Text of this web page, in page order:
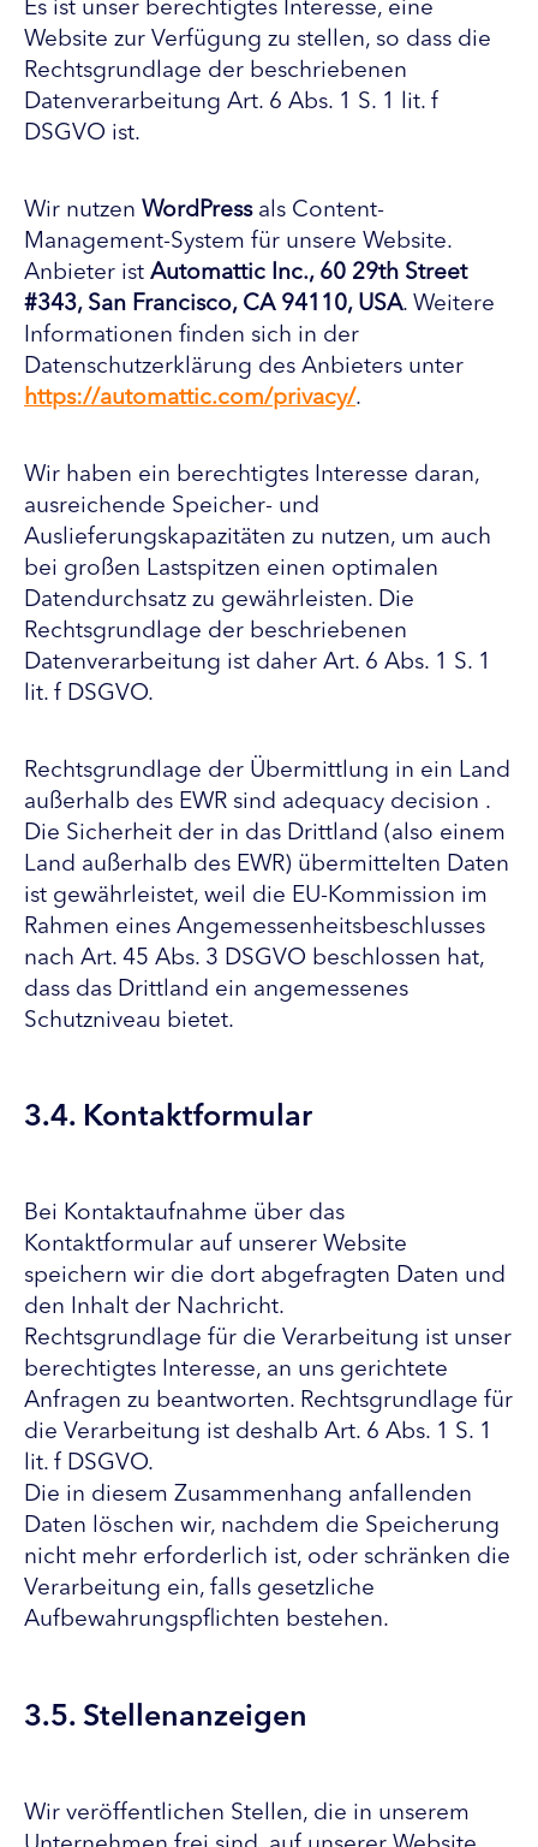
Es ist unser berechtigtes Interesse, eine
Website zur Verfügung zu stellen, so dass die
Rechtsgrundlage der beschriebenen
Datenverarbeitung Art. 6 Abs. 1 S. 1 lit. f
DSGVO ist.
Wir nutzen WordPressals Content-
Management-System für unsere Website.
Anbieter ist Automattic Inc., 60 29th Street
#343, San Francisco, CA 94110, USA. Weitere
Informationen finden sich in der
Datenschutzerklärung des Anbieters unter
https://automattic.com/privacy/.
Wir haben ein berechtigtes Interesse daran,
ausreichende Speicher- und
Auslieferungskapazitäten zu nutzen, um auch
bei großen Lastspitzen einen optimalen
Datendurchsatz zu gewährleisten. Die
Rechtsgrundlage der beschriebenen
Datenverarbeitung ist daher Art. 6 Abs. 1 S. 1
lit. f DSGVO.
Rechtsgrundlage der Übermittlung in ein Land
außerhalb des EWR sind adequacy decision .
Die Sicherheit der in das Drittland (also einem
Land außerhalb des EWR) übermittelten Daten
ist gewährleistet, weil die EU-Kommission im
Rahmen eines Angemessenheitsbeschlusses
nach Art. 45 Abs. 3 DSGVO beschlossen hat,
dass das Drittland ein angemessenes
Schutzniveau bietet.
3.4. Kontaktformular
Bei Kontaktaufnahme über das
Kontaktformular auf unserer Website
speichern wir die dort abgefragten Daten und
den Inhalt der Nachricht.
Rechtsgrundlage für die Verarbeitung ist unser
berechtigtes Interesse, an uns gerichtete
Anfragen zu beantworten. Rechtsgrundlage für
die Verarbeitung ist deshalb Art. 6 Abs. 1 S. 1
lit. f DSGVO.
Die in diesem Zusammenhang anfallenden
Daten löschen wir, nachdem die Speicherung
nicht mehr erforderlich ist, oder schränken die
Verarbeitung ein, falls gesetzliche
Aufbewahrungspflichten bestehen.
3.5. Stellenanzeigen
Wir veröffentlichen Stellen, die in unserem